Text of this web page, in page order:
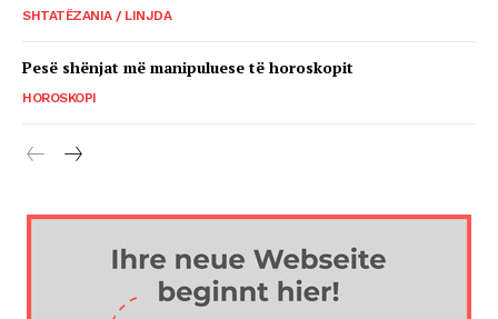
SHTATËZANIA / LINJDA
Pesë shënjat më manipuluese të horoskopit
HOROSKOPI